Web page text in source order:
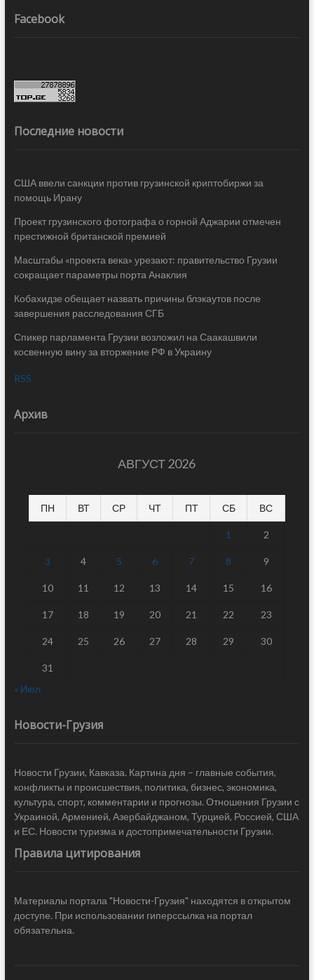
Facebook
Последние новости
США ввели санкции против грузинской криптобиржи за
помощь Ирану
Проект грузинского фотографа о горной Аджарии отмечен
престижной британской премией
Масштабы «проекта века» урезают: правительство Грузии
сокращает параметры порта Анаклия
Кобахидзе обещает назвать причины блэкаутов после
завершения расследования СГБ
Спикер парламента Грузии возложил на Саакашвили
косвенную вину за вторжение РФ в Украину
RSS
Архив
АВГУСТ 2026
ПН ВТ СР ЧТ ПТ СБ ВС
1 2
3 4 5 6 7 8 9
10 11 12 13 14 15 16
17 18 19 20 21 22 23
24 25 26 27 28 29 30
31
« Июл
Новости-Грузия
Новости Грузии, Кавказа. Картина дня – главные события,
конфликты и происшествия, политика, бизнес, экономика,
культура, спорт, комментарии и прогнозы. Отношения Грузии с
Украиной, Арменией, Азербайджаном, Турцией, Россией, США
и ЕС. Новости туризма и достопримечательности Грузии.
Правила цитирования
Материалы портала "Новости-Грузия" находятся в открытом
доступе. При использовании гиперссылка на портал
обязательна.